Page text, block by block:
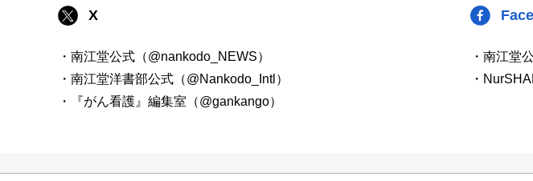
X
・南江堂公式（@nankodo_NEWS）
・南江堂洋書部公式（@Nankodo_Intl）
・『がん看護』編集室（@gankango）
・南江堂
・